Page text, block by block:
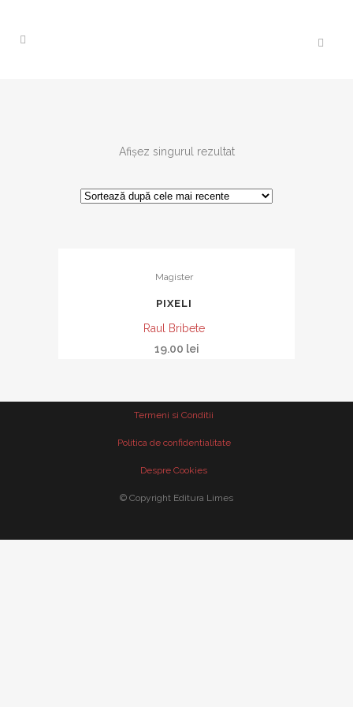
Afișez singurul rezultat
Magister
PIXELI
Raul Bribete
19.00 lei
Termeni si Conditii
Politica de confidentialitate
Despre Cookies
© Copyright Editura Limes